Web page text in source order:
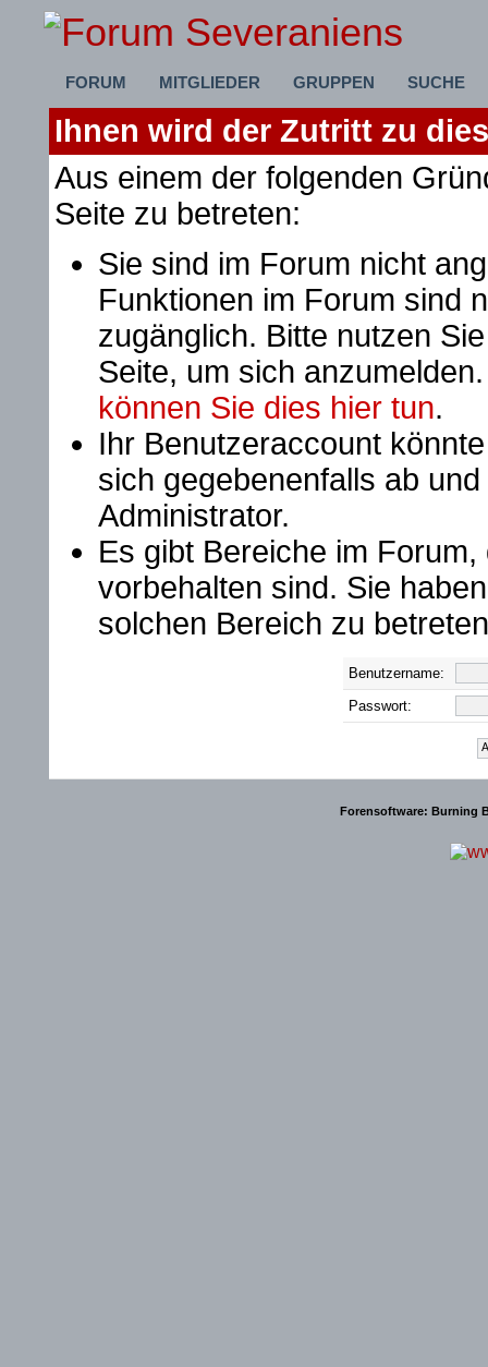
FORUM MITGLIEDER GRUPPEN SUCHE
Ihnen wird der Zutritt zu
Aus einem der folgenden
Seite zu betreten:
Sie sind im Forum nicht
Funktionen im Forum sind
zugänglich. Bitte nutzen
Seite, um sich
können Sie dies hier tun.
Ihr Benutzeraccount
sich gegebenenfalls ab
Administrator.
Es gibt Bereiche im
vorbehalten sind. Sie
solchen Bereich zu
Benutzername:
Passwort:
Forensoftware: Burning